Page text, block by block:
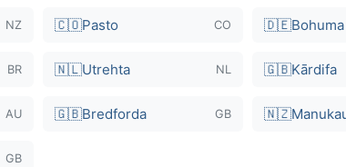
NZ 🇨🇴Pasto CO 🇩🇪Bohuma
BR 🇳🇱Utrehta NL 🇬🇧Kārdifa
AU 🇬🇧Bredforda GB 🇳🇿
GB